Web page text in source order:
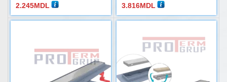
2.245MDL 3.816MDL